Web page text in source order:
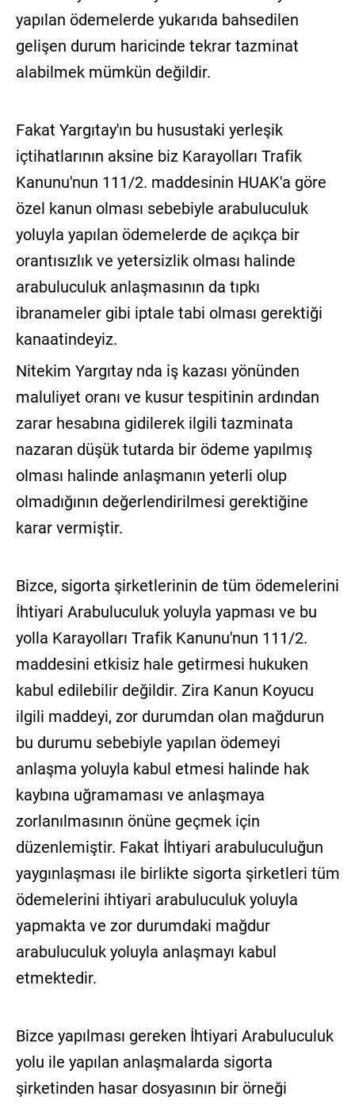
yapılan ödemelerde yukarıda bahsedilen
gelişen durum haricinde tekrar tazminat
alabilmek mümkün değildir.
Fakat Yargıtay'ın bu husustaki yerleşik
içtihatlarının aksine biz Karayolları Trafik
Kanunu'nun 111/2. maddesinin HUAK'a göre
özel kanun olması sebebiyle arabuluculuk
yoluyla yapılan ödemelerde de açıkça bir
orantısızlık ve yetersizlik olması halinde
arabuluculuk anlaşmasının da tıpkı
ibranameler gibi iptale tabi olması gerektiği
kanaatindeyiz.
Nitekim Yargıtay nda iş kazası yönünden
maluliyet oranı ve kusur tespitinin ardından
zarar hesabına gidilerek ilgili tazminata
nazaran düşük tutarda bir ödeme yapılmış
olması halinde anlaşmanın yeterli olup
olmadığının değerlendirilmesi gerektiğine
karar vermiştir.
Bizce, sigorta şirketlerinin de tüm ödemelerini
İhtiyari Arabuluculuk yoluyla yapması ve bu
yolla Karayolları Trafik Kanunu'nun 111/2.
maddesini etkisiz hale getirmesi hukuken
kabul edilebilir değildir. Zira Kanun Koyucu
ilgili maddeyi, zor durumdan olan mağdurun
bu durumu sebebiyle yapılan ödemeyi
anlaşma yoluyla kabul etmesi halinde hak
kaybına uğramaması ve anlaşmaya
zorlanılmasının önüne geçmek için
düzenlemiştir. Fakat İhtiyari arabuluculuğun
yaygınlaşması ile birlikte sigorta şirketleri tüm
ödemelerini ihtiyari arabuluculuk yoluyla
yapmakta ve zor durumdaki mağdur
arabuluculuk yoluyla anlaşmayı kabul
etmektedir.
Bizce yapılması gereken İhtiyari Arabuluculuk
yolu ile yapılan anlaşmalarda sigorta
şirketinden hasar dosyasının bir örneği